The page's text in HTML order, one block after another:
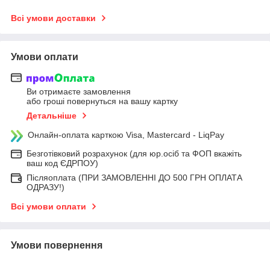
Всі умови доставки
Умови оплати
Ви отримаєте замовлення
або гроші повернуться на вашу картку
Детальніше
Онлайн-оплата карткою Visa, Mastercard - LiqPay
Безготівковий розрахунок (для юр.осіб та ФОП вкажіть
ваш код ЄДРПОУ)
Післяоплата (ПРИ ЗАМОВЛЕННІ ДО 500 ГРН ОПЛАТА
ОДРАЗУ!)
Всі умови оплати
Умови повернення